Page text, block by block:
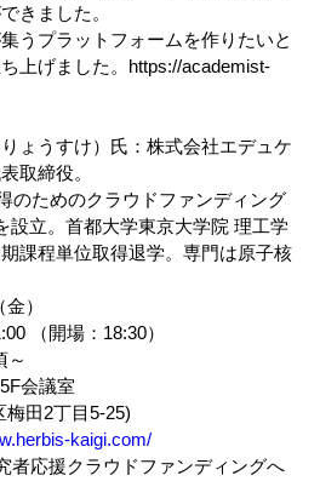
きました。
うプラットフォームを作りたいと
上げました。https://academist-
うすけ）氏：株式会社エデュケ
取締役。
のためのクラウドファンディング
設立。首都大学東京大学院 理工学
課程単位取得退学。専門は原子核
）
開場：18:30）
会議室
田2丁目5-25)
kaigi.com/
者応援クラウドファンディングへ